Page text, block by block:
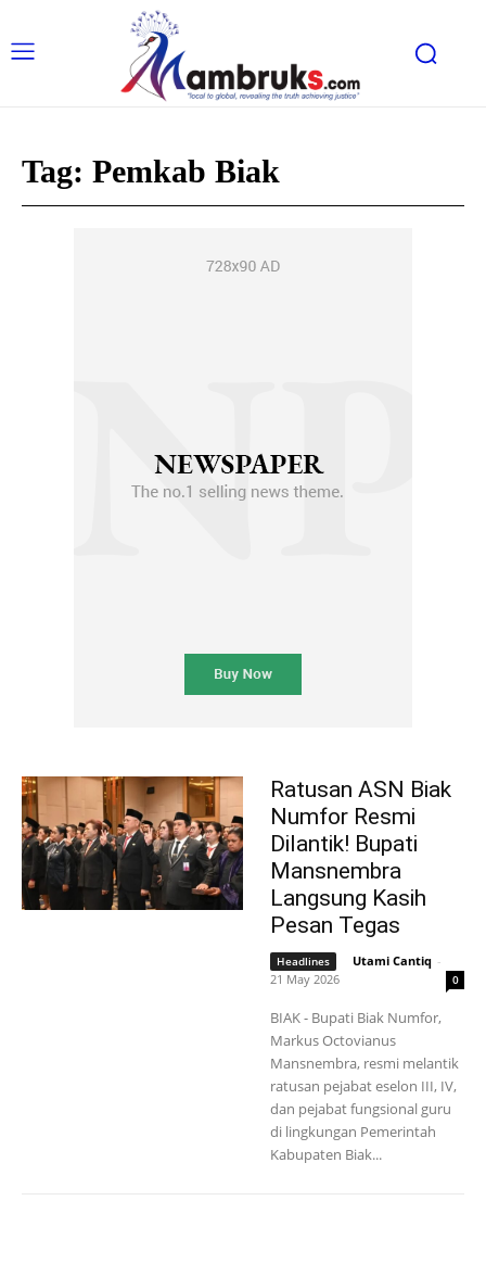
Tag: Pemkab Biak
Ratusan ASN Biak
Numfor Resmi
Dilantik! Bupati
Mansnembra
Langsung Kasih
Pesan Tegas
Headlines Utami Cantiq -
21 May 2026
0
BIAK - Bupati Biak Numfor,
Markus Octovianus
Mansnembra, resmi melantik
ratusan pejabat eselon III, IV,
dan pejabat fungsional guru
di lingkungan Pemerintah
Kabupaten Biak...